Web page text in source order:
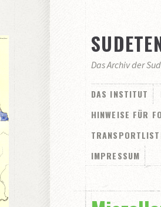
Das Archiv der
DAS INSTITUT
HINWEISE FÜR
IMPRESSUM